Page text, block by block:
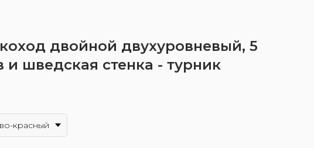
двойной двухуровневый, 5
и шведская стенка - турник
красный